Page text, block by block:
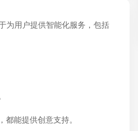
为用户提供智能化服务，包括
能提供创意支持。